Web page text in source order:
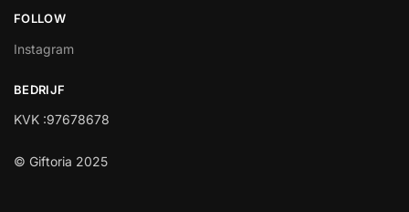
FOLLOW
Instagram
BEDRIJF
KVK :97678678
© Giftoria 2025